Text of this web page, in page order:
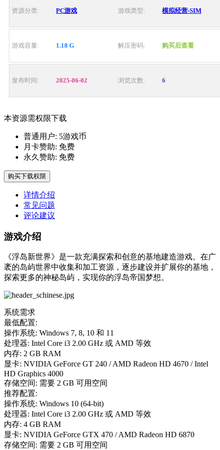
资源分类: PC游戏 游戏类型: 模拟经营-SIM
游戏容量: 1.18 G 解压密码: 购买后查看
发布时间: 2025-06-02 浏览次数: 6
本资源需权限下载
普通用户: 5游戏币
月卡赞助: 免费
永久赞助: 免费
购买下载权限
详情介绍
常见问题
评论建议
游戏介绍
《浮岛新世界》是一款充满探索和创意的基地建造游戏。在广
袤的岛屿世界中收集和加工资源，逐步建设并扩展你的基地，
探索更多的神秘岛屿，实现你的浮岛帝国梦想。
系统需求
最低配置:
操作系统: Windows 7, 8, 10 和 11
处理器: Intel Core i3 2.00 GHz 或 AMD 等效
内存: 2 GB RAM
显卡: NVIDIA GeForce GT 240 / AMD Radeon HD 4670 / Intel
HD Graphics 4000
存储空间: 需要 2 GB 可用空间
推荐配置:
操作系统: Windows 10 (64-bit)
处理器: Intel Core i3 2.00 GHz 或 AMD 等效
内存: 4 GB RAM
显卡: NVIDIA GeForce GTX 470 / AMD Radeon HD 6870
存储空间: 需要 2 GB 可用空间